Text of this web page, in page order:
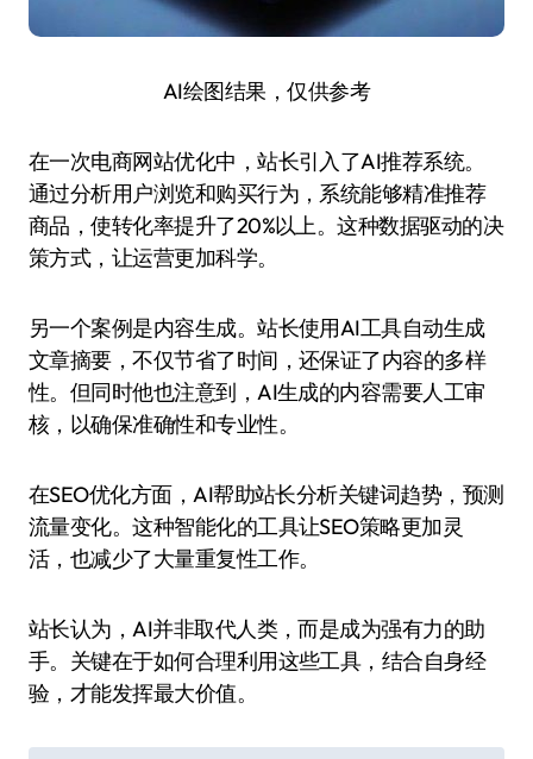
AI绘图结果，仅供参考
在一次电商网站优化中，站长引入了AI推荐系统。
通过分析用户浏览和购买行为，系统能够精准推荐
商品，使转化率提升了20%以上。这种数据驱动的决
策方式，让运营更加科学。
另一个案例是内容生成。站长使用AI工具自动生成
文章摘要，不仅节省了时间，还保证了内容的多样
性。但同时他也注意到，AI生成的内容需要人工审
核，以确保准确性和专业性。
在SEO优化方面，AI帮助站长分析关键词趋势，预测
流量变化。这种智能化的工具让SEO策略更加灵
活，也减少了大量重复性工作。
站长认为，AI并非取代人类，而是成为强有力的助
手。关键在于如何合理利用这些工具，结合自身经
验，才能发挥最大价值。